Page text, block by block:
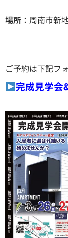
場所 ：周南市新
ご予約は下記フ
完成見学会